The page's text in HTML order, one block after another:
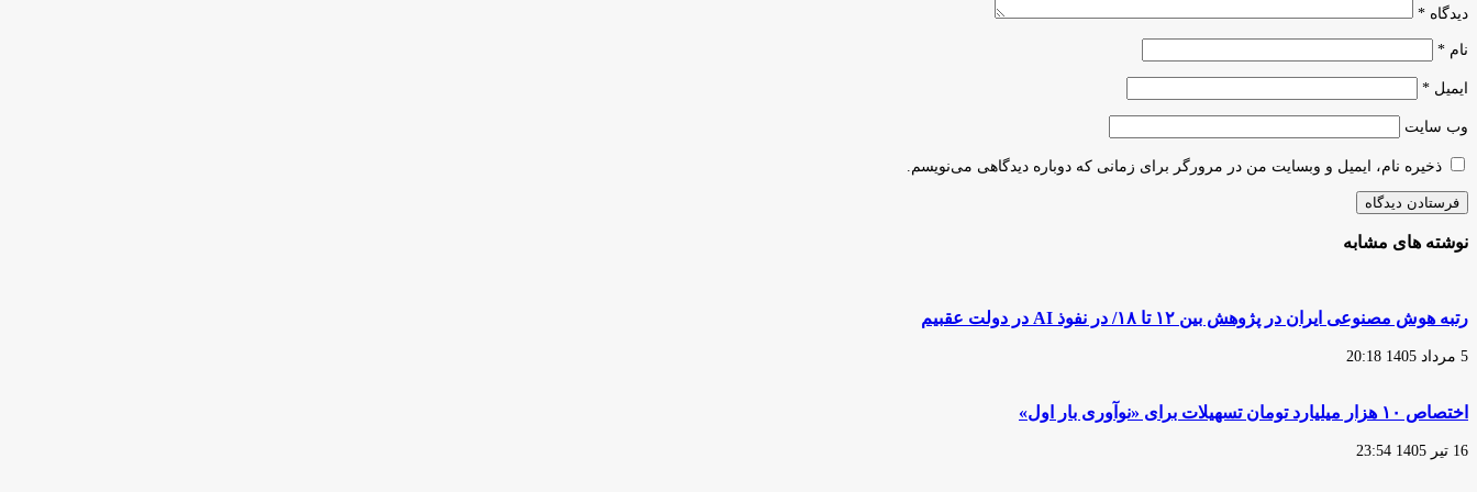
دیدگاه *
نام *
ایمیل *
وب‌ سایت
ذخیره نام، ایمیل و وبسایت من در مرورگر برای زمانی که دوباره دیدگاهی می‌نویسم.
نوشته های مشابه
رتبه هوش مصنوعی ایران در پژوهش بین ۱۲ تا ۱۸/ در نفوذ AI در دولت عقبیم
5 مرداد 1405 20:18
اختصاص ۱۰ هزار میلیارد تومان تسهیلات برای «نوآوری بار اول»
16 تیر 1405 23:54